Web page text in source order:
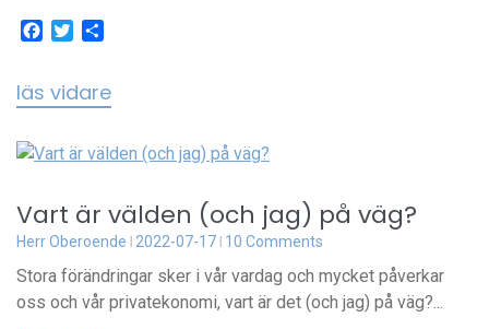
Facebook
Twitter
läs vidare
Vart är välden (och jag) på väg?
Herr Oberoende 2022-07-17 10 Comments
Stora förändringar sker i vår vardag och mycket påverkar
oss och vår privatekonomi, vart är det (och jag) på väg?...